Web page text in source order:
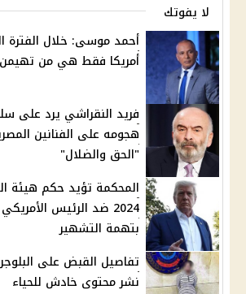
لا يفوتك
أحمد موسى: خلال الفترة
أمريكا فقط هي من تهيمن
فريد النقراشي يرد على
هجومه على الفنانين
"الحق والضلال"
المحكمة تؤيد حكم هيئة
2024 ضد الرئيس
بتهمة التشهير
تفاصيل القبض على
نشر محتوى خادش للحياء